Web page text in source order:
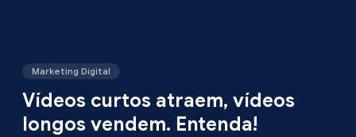
Marketing Digital
Vídeos curtos atraem, vídeos
longos vendem. Entenda!